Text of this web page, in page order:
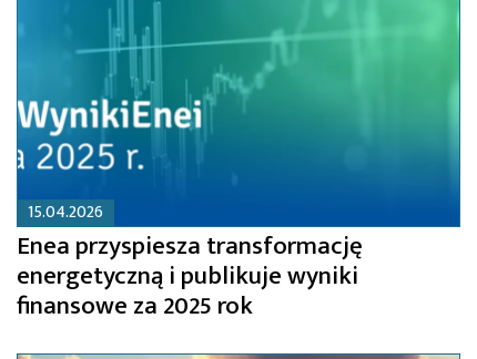
15.04.2026
Enea przyspiesza transformację
energetyczną i publikuje wyniki
finansowe za 2025 rok